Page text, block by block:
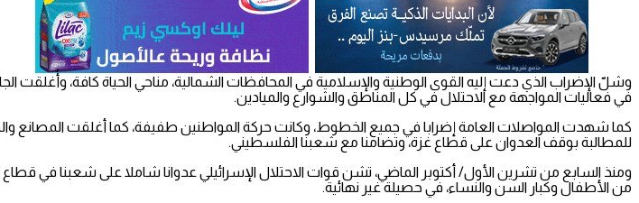
وشلّ الإضراب الذي دعت إليه القوى الوطنية والإسلامية في المحافظات الشمالية، مناحي الحياة كافة، وأُغلقت
في فعاليات المواجهة مع الاحتلال في كل المناطق والشوارع والميادين.
كما شهدت المواصلات العامة إضرابا في جميع الخطوط، وكانت حركة المواطنين طفيفة، كما أغلقت المصانع
للمطالبة بوقف العدوان على قطاع غزة، وتضامنا مع شعبنا الفلسطيني.
من الأطفال وكبار السن والنساء، في حصيلة غير نهائية.